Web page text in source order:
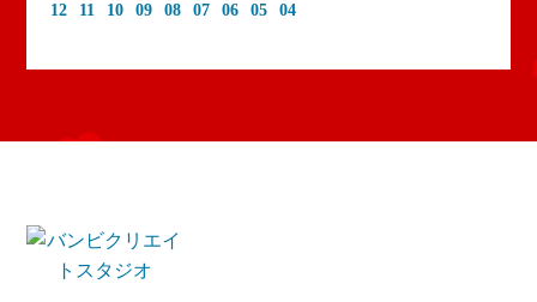
12 11 10 09 08 07 06 05 04